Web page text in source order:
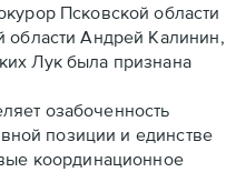
Псковской области
области Андрей Калинин,
Лук была признана
озабоченность
позиции и единстве
координационное